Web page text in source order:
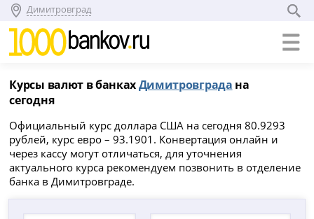
Димитровград
Курсы валют в банкахДимитровграда на
сегодня
Официальный курс доллара США на сегодня 80.9293
рублей, курс евро – 93.1901. Конвертация онлайн и
через кассу могут отличаться, для уточнения
актуального курса рекомендуем позвонить в отделение
банка в Димитровграде.